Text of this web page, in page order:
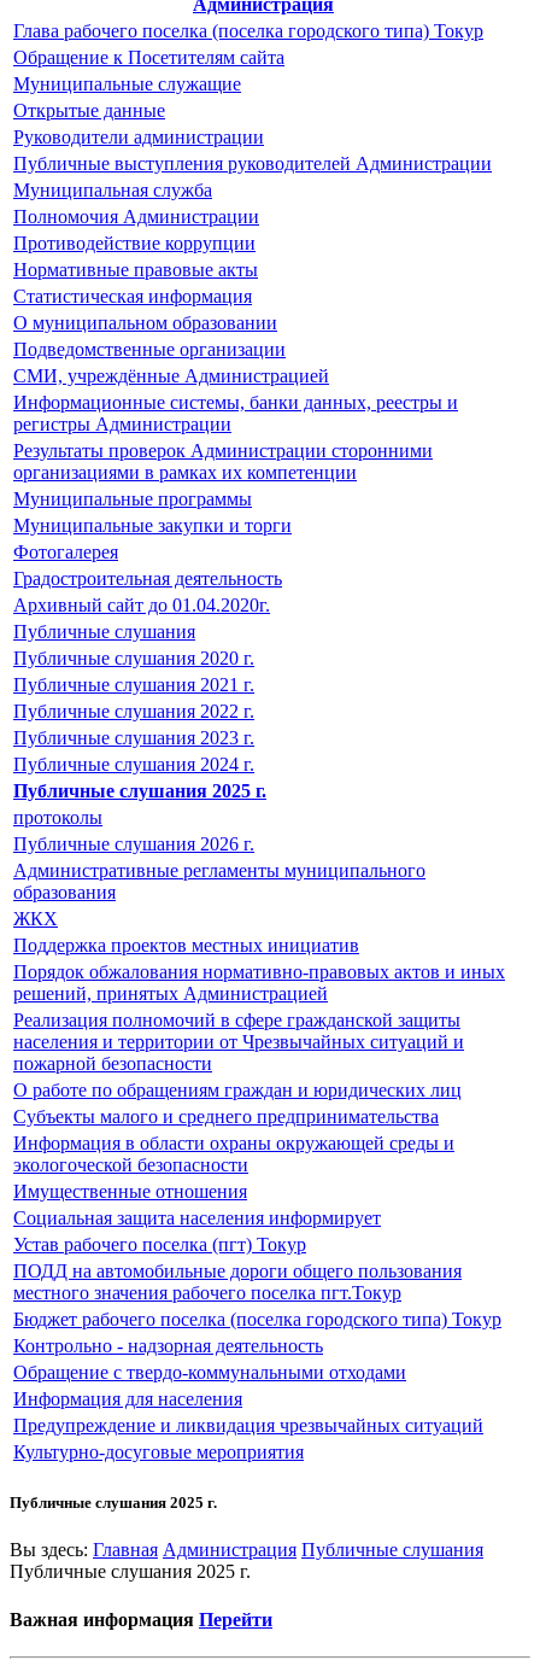
Администрация
Глава рабочего поселка (поселка городского типа) Токур
Обращение к Посетителям сайта
Муниципальные служащие
Открытые данные
Руководители администрации
Публичные выступления руководителей Администрации
Муниципальная служба
Полномочия Администрации
Противодействие коррупции
Нормативные правовые акты
Статистическая информация
О муниципальном образовании
Подведомственные организации
СМИ, учреждённые Администрацией
Информационные системы, банки данных, реестры и
регистры Администрации
Результаты проверок Администрации сторонними
организациями в рамках их компетенции
Муниципальные программы
Муниципальные закупки и торги
Фотогалерея
Градостроительная деятельность
Архивный сайт до 01.04.2020г.
Публичные слушания
Публичные слушания 2020 г.
Публичные слушания 2021 г.
Публичные слушания 2022 г.
Публичные слушания 2023 г.
Публичные слушания 2024 г.
Публичные слушания 2025 г.
протоколы
Публичные слушания 2026 г.
Административные регламенты муниципального
образования
ЖКХ
Поддержка проектов местных инициатив
Порядок обжалования нормативно-правовых актов и иных
решений, принятых Администрацией
Реализация полномочий в сфере гражданской защиты
населения и территории от Чрезвычайных ситуаций и
пожарной безопасности
О работе по обращениям граждан и юридических лиц
Субъекты малого и среднего предпринимательства
Информация в области охраны окружающей среды и
экологоческой безопасности
Имущественные отношения
Социальная защита населения информирует
Устав рабочего поселка (пгт) Токур
ПОДД на автомобильные дороги общего пользования
местного значения рабочего поселка пгт.Токур
Бюджет рабочего поселка (поселка городского типа) Токур
Контрольно - надзорная деятельность
Обращение с твердо-коммунальными отходами
Информация для населения
Предупреждение и ликвидация чрезвычайных ситуаций
Культурно-досуговые мероприятия
Публичные слушания 2025 г.
Вы здесь: Главная Администрация Публичные слушания
Публичные слушания 2025 г.
Важная информация Перейти